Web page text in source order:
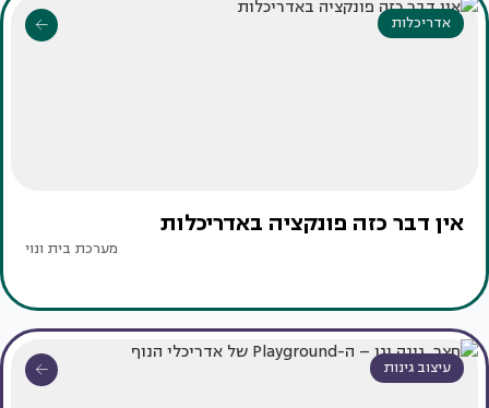
אדריכלות
אין דבר כזה פונקציה באדריכלות
מערכת בית ונוי
עיצוב גינות